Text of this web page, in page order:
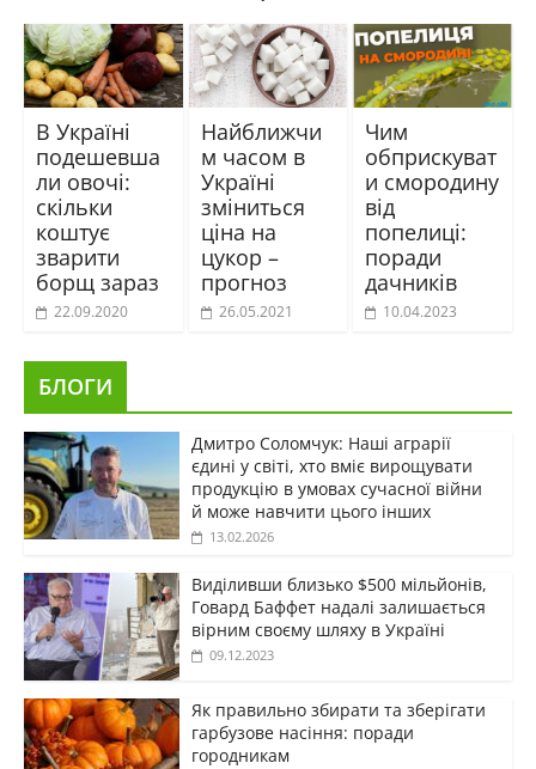
В Україні
подешевша
ли овочі:
скільки
коштує
зварити
борщ зараз
22.09.2020
Найближчи
м часом в
Україні
зміниться
ціна на
цукор –
прогноз
26.05.2021
Чим
обприскуват
и смородину
від
попелиці:
поради
дачників
10.04.2023
БЛОГИ
Дмитро Соломчук: Наші аграрії
єдині у світі, хто вміє вирощувати
продукцію в умовах сучасної війни
й може навчити цього інших
13.02.2026
Виділивши близько $500 мільйонів,
Говард Баффет надалі залишається
вірним своєму шляху в Україні
09.12.2023
Як правильно збирати та зберігати
гарбузове насіння: поради
городникам